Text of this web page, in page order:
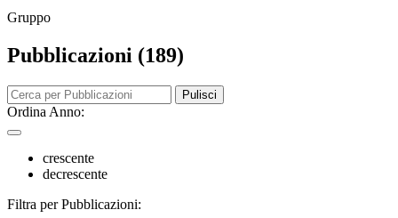
Gruppo
Pubblicazioni (189)
Pulisci
Ordina Anno:
crescente
decrescente
Filtra per Pubblicazioni: